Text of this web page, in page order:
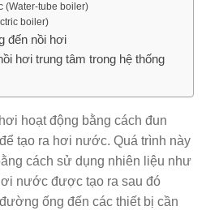
(Water-tube boiler)
boiler)
đến nồi hơi
hơi trung tâm trong hệ thống
hoạt động bằng cách đun
tạo ra hơi nước. Quá trình này
cách sử dụng nhiên liệu như
nước được tạo ra sau đó
ống đến các thiết bị cần